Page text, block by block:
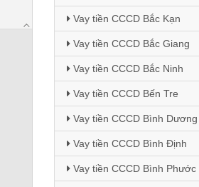
Vay tiền CCCD Bắc Kạn
Vay tiền CCCD Bắc Giang
Vay tiền CCCD Bắc Ninh
Vay tiền CCCD Bến Tre
Vay tiền CCCD Bình Dương
Vay tiền CCCD Bình Định
Vay tiền CCCD Bình Phước